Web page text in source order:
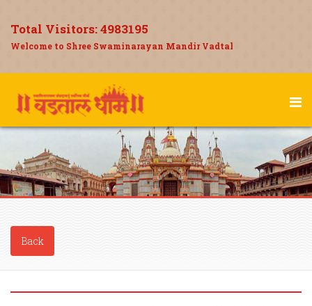
Total Visitors:4983195
Welcome to Shree Swaminarayan Mandir Vadtal
Back